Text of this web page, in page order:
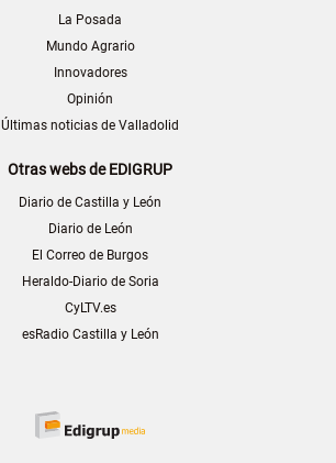
La Posada
Mundo Agrario
Innovadores
Opinión
Últimas noticias de Valladolid
Otras webs de EDIGRUP
Diario de Castilla y León
Diario de León
El Correo de Burgos
Heraldo-Diario de Soria
CyLTV.es
esRadio Castilla y León